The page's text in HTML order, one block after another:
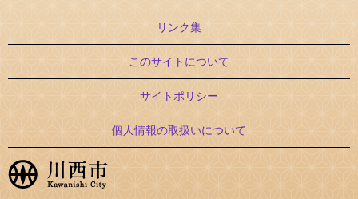
リンク集
このサイトについて
サイトポリシー
個人情報の取扱いについて